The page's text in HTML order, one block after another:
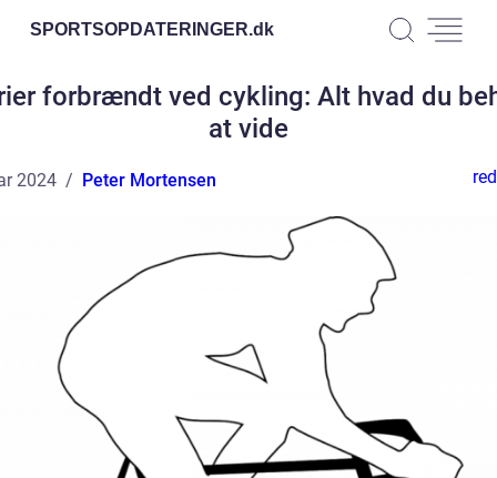
SPORTSOPDATERINGER.dk
forbrændt ved cykling: Alt hvad du
at vide
2024 Peter Mortensen